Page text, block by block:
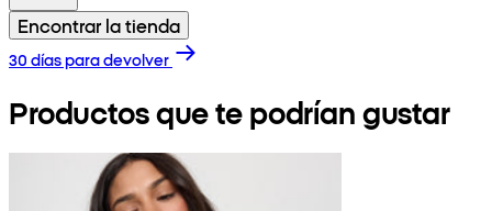
Encontrar la tienda
30 días para devolver
Productos que te podrían gustar